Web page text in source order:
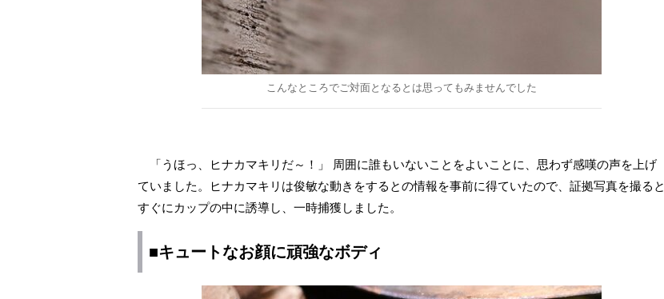
こんなところでご対面となるとは思ってもみませんでした
「うほっ、ヒナカマキリだ～！」 周囲に誰もいないことをよいことに、思わず感嘆の声を上げ
ていました。ヒナカマキリは俊敏な動きをするとの情報を事前に得ていたので、証拠写真を撮ると
すぐにカップの中に誘導し、一時捕獲しました。
■キュートなお顔に頑強なボディ